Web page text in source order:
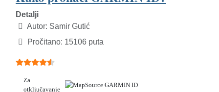
Detalji
Autor: Samir Gutić
Pročitano: 15106 puta
Ocjene članaka:
Za
otključavanje